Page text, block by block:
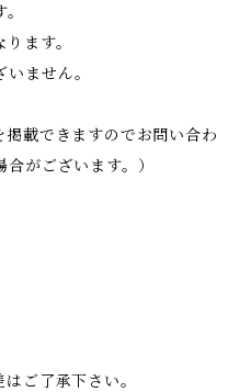
ます。
ません。
載できますのでお問い合わ
がございます。）
ご了承下さい。